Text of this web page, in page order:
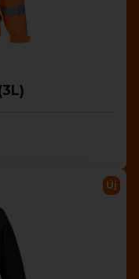
Új